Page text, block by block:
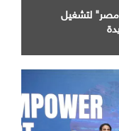
لتشغيل